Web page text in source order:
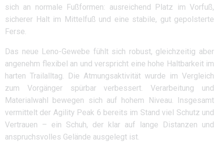
sich an normale Fußformen: ausreichend Platz im Vorfuß,
sicherer Halt im Mittelfuß und eine stabile, gut gepolsterte
Ferse.
Das neue Leno-Gewebe fühlt sich robust, gleichzeitig aber
angenehm flexibel an und verspricht eine hohe Haltbarkeit im
harten Trailalltag. Die Atmungsaktivität wurde im Vergleich
zum Vorgänger spürbar verbessert. Verarbeitung und
Materialwahl bewegen sich auf hohem Niveau. Insgesamt
vermittelt der Agility Peak 6 bereits im Stand viel Schutz und
Vertrauen – ein Schuh, der klar auf lange Distanzen und
anspruchsvolles Gelände ausgelegt ist.